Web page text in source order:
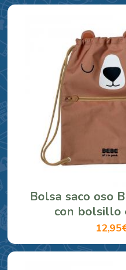
Bolsa saco oso
con bolsillo